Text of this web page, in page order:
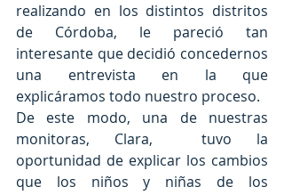
realizando en los distintos distritos
de Córdoba, le pareció tan
interesante que decidió concedernos
una entrevista en la que
explicáramos todo nuestro proceso.
De este modo, una de nuestras
monitoras, Clara,  tuvo la
oportunidad de explicar los cambios
que los niños y niñas de los